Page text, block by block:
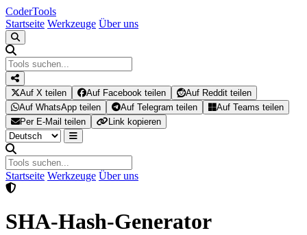
CoderTools
Startseite Werkzeuge Über uns
Auf X teilen Auf Facebook teilen
Auf Reddit teilen
Auf WhatsApp teilen
Auf Telegram teilen
Auf Teams teilen
Per E-Mail teilen
Link kopieren
Startseite Werkzeuge Über uns
SHA-Hash-Generator